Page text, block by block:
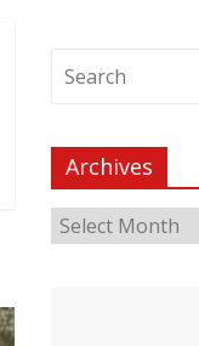
Archives